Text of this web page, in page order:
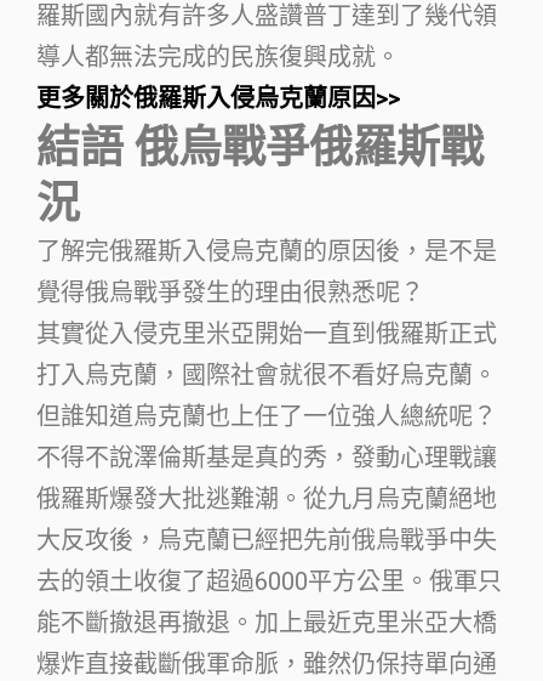
羅斯國內就有許多人盛讚普丁達到了幾代領
導人都無法完成的民族復興成就。
更多關於俄羅斯入侵烏克蘭原因>>
結語 俄烏戰爭俄羅斯戰
況
了解完俄羅斯入侵烏克蘭的原因後，是不是
覺得俄烏戰爭發生的理由很熟悉呢？
其實從入侵克里米亞開始一直到俄羅斯正式
打入烏克蘭，國際社會就很不看好烏克蘭。
但誰知道烏克蘭也上任了一位強人總統呢？
不得不說澤倫斯基是真的秀，發動心理戰讓
俄羅斯爆發大批逃難潮。從九月烏克蘭絕地
大反攻後，烏克蘭已經把先前俄烏戰爭中失
去的領土收復了超過6000平方公里。俄軍只
能不斷撤退再撤退。加上最近克里米亞大橋
爆炸直接截斷俄軍命脈，雖然仍保持單向通